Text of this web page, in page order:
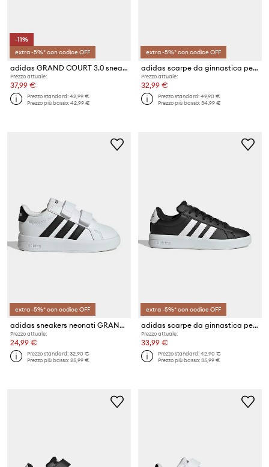
-11%
extra -5%* con codice OFF
adidas GRAND COURT 3.0 sneakers per bambini
Prezzo attuale:
37,99 €
Prezzo standard:42,99 €
Prezzo più basso:42,99 €
extra -5%* con codice OFF
adidas scarpe da ginnastica per bambini GRAND COURT 00s
Prezzo attuale:
32,99 €
Prezzo standard:49,90 €
Prezzo più basso:34,99 €
extra -5%* con codice OFF
adidas sneakers neonati GRAND COURT 3.0
Prezzo attuale:
24,99 €
Prezzo standard:32,90 €
Prezzo più basso:25,99 €
extra -5%* con codice OFF
adidas scarpe da ginnastica per bambini GRAND COURT 3.0
Prezzo attuale:
33,99 €
Prezzo standard:42,90 €
Prezzo più basso:35,99 €